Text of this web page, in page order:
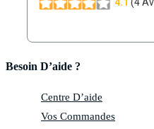
Besoin D’aide ?
Centre D’aide
Vos Commandes